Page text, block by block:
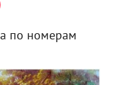
по номерам